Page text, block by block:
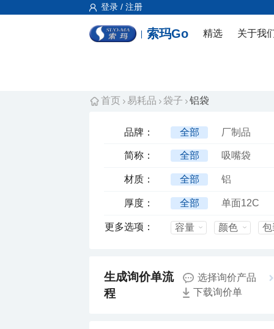
登录 / 注册
索玛Go 精选 关于我
首页 易耗品 袋子 铝袋
品牌： 全部 厂制品
简称： 全部 吸嘴袋
材质： 全部 铝
厚度： 全部 单面12C
更多选项： 容量 颜色 包
程
选择询价产品
下载询价单